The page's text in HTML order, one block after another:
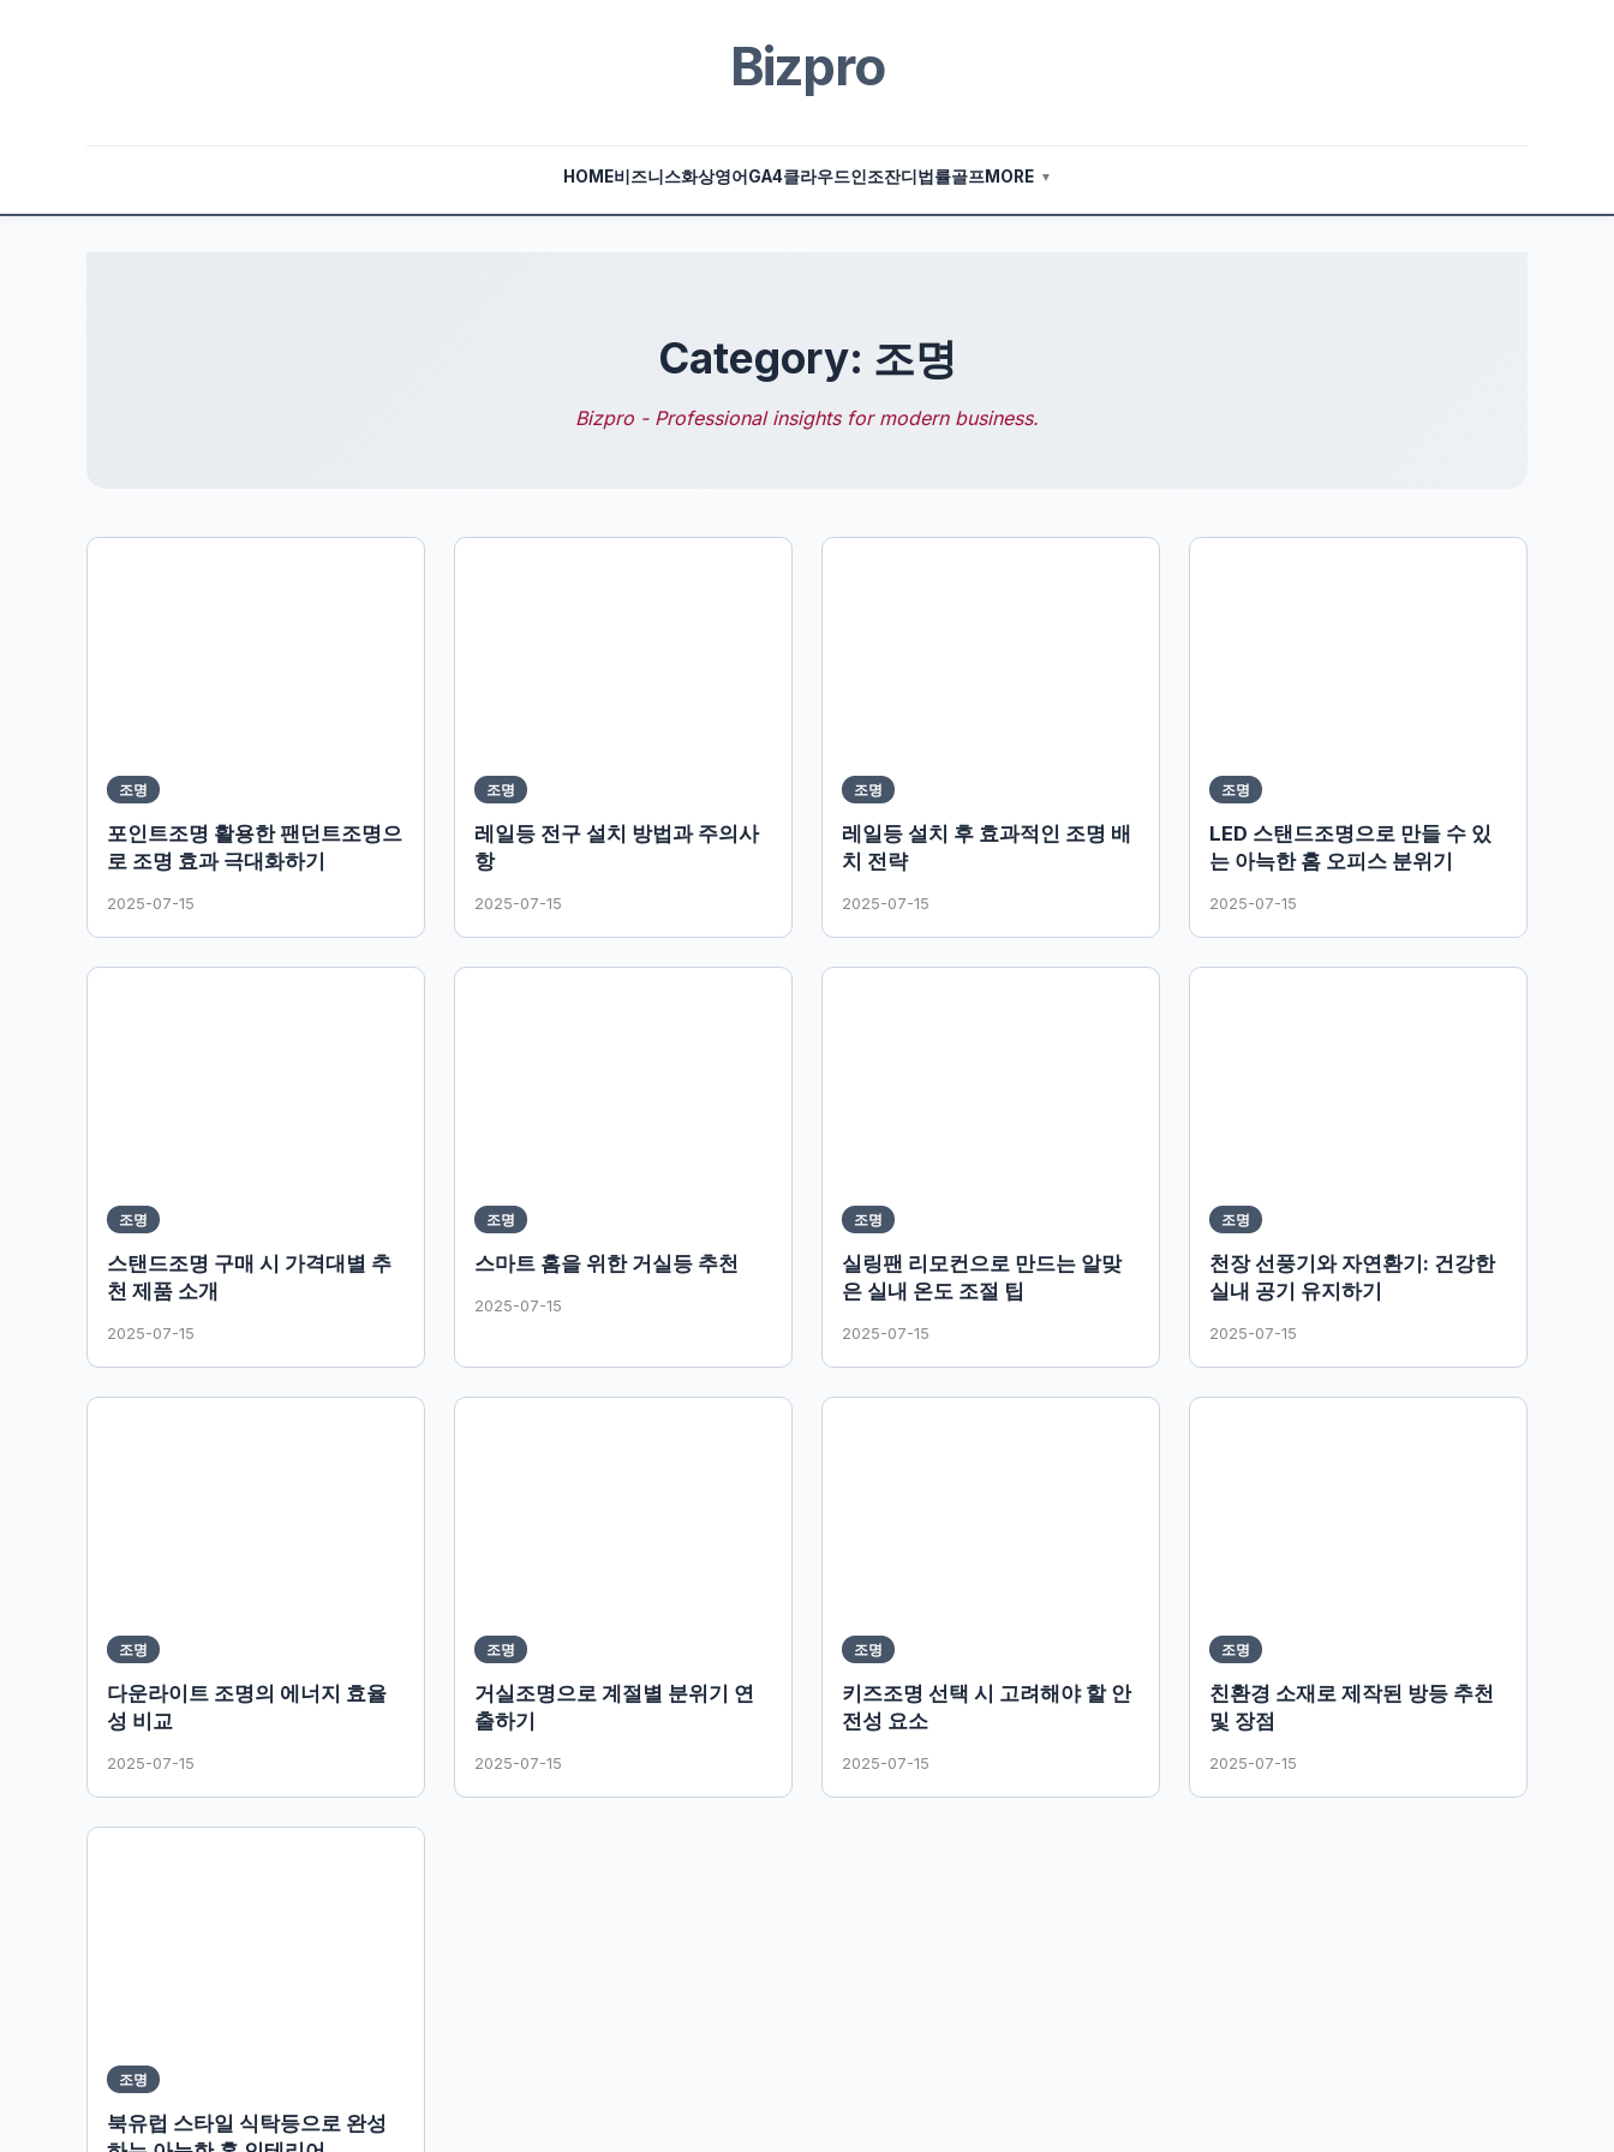
Bizpro
HOME비즈니스화상영어 GA4클라우드인조잔디 법률골프MORE ▼
Category: 조명
Bizpro - Professional insights for modern business.
조명
포인트조명 활용한 팬던트조명으
로 조명 효과 극대화하기
2025-07-15
조명
레일등 전구 설치 방법과 주의사
항
2025-07-15
조명
레일등 설치 후 효과적인 조명 배
치 전략
2025-07-15
조명
LED 스탠드조명으로 만들 수 있
는 아늑한 홈 오피스 분위기
2025-07-15
조명
스탠드조명 구매 시 가격대별 추
천 제품 소개
2025-07-15
조명
스마트 홈을 위한 거실등 추천
2025-07-15
조명
실링팬 리모컨으로 만드는 알맞
은 실내 온도 조절 팁
2025-07-15
조명
천장 선풍기와 자연환기: 건강한
실내 공기 유지하기
2025-07-15
조명
다운라이트 조명의 에너지 효율
성 비교
2025-07-15
조명
거실조명으로 계절별 분위기 연
출하기
2025-07-15
조명
키즈조명 선택 시 고려해야 할 안
전성 요소
2025-07-15
조명
친환경 소재로 제작된 방등 추천
및 장점
2025-07-15
조명
북유럽 스타일 식탁등으로 완성